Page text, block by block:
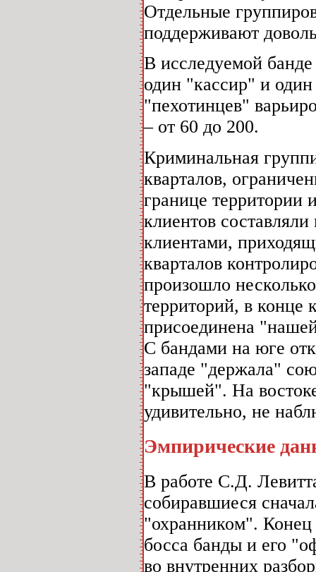
Отдельные
поддерживают
В исследуемой
один "кассир" и
"пехотинцев"
– от 60 до 200.
Криминальная
кварталов,
границе территории
клиентов
клиентами,
кварталов
произошло
территорий, в конце
присоединена
С бандами на юге
западе "держала"
"крышей". На
удивительно, не
Эмпирические
В работе С.Д.
собиравшиеся
"охранником". Конец
босса банды и его
во внутренних